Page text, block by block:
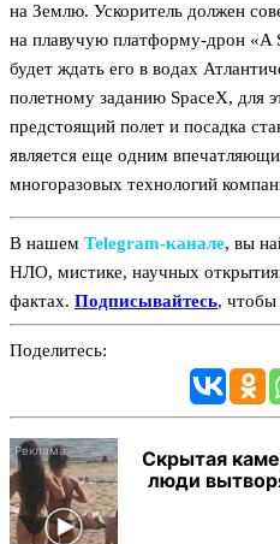
на Землю. Ускоритель должен
на плавучую платформу-дрон «A
будет ждать его в водах
полетному заданию SpaceX, для
предстоящий полет и посадка
является еще одним
многоразовых технологий
В нашем Telegram‑канале, вы
НЛО, мистике, научных
фактах. Подписывайтесь, чтобы
Поделитесь:
Скрытая
люди